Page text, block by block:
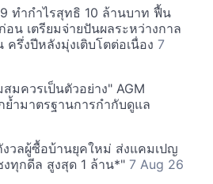
ทำกำไรสุทธิ 10 ล้านบาท ฟื้น
อน เตรียมจ่ายปันผลระหว่างกาล
รึ่งปีหลังมุ่งเติบโตต่อเนื่อง 7
มควรเป็นตัวอย่าง" AGM
ำมาตรฐานการกำกับดูแล
งวลผู้ซื้อบ้านยุคใหม่ ส่งแคมเปญ
งทุกดีล สูงสุด 1 ล้าน*" 7 Aug 26